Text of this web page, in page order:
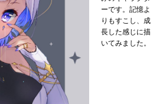
ーです。記憶よ
りもすこし、成
長した感じに描
いてみました。